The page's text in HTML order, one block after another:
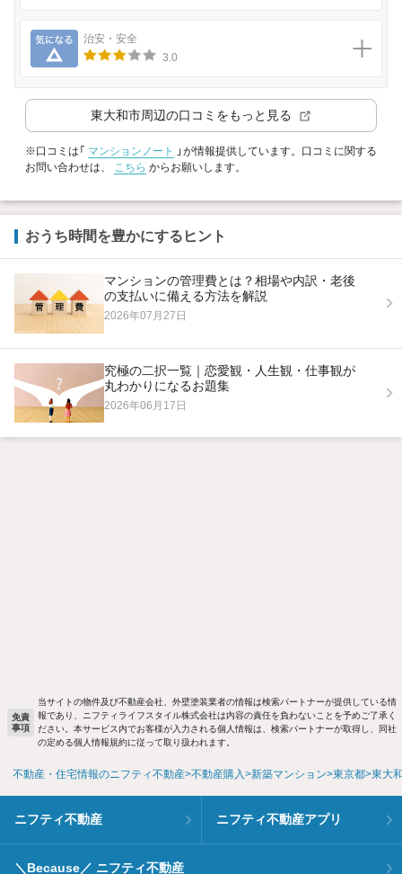
気になる
治安・安全
3.0
東大和市周辺の口コミをもっと見る
※口コミは「 マンションノート
」が情報提供しています。口コミに関する
お問い合わせは、 こちら からお願いします。
おうち時間を豊かにするヒント
マンションの管理費とは？相場や内訳・老後
の支払いに備える方法を解説
2026年07月27日
究極の二択一覧｜恋愛観・人生観・仕事観が
丸わかりになるお題集
2026年06月17日
免責
事項
当サイトの物件及び不動産会社、外壁塗装業者の情報は検索パートナーが提供している情
報であり、ニフティライフスタイル株式会社は内容の責任を負わないことを予めご了承く
ださい。本サービス内でお客様が入力される個人情報は、検索パートナーが取得し、同社
の定める個人情報規約に従って取り扱われます。
不動産・住宅情報のニフティ不動産 不動産購入 新築マンション 東京都 東大
ニフティ不動産 ニフティ不動産アプリ
＼Because／ ニフティ不動産